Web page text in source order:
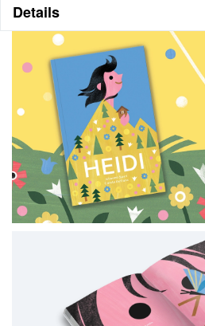
Details